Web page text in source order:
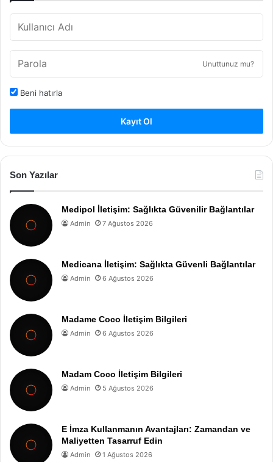
Unuttunuz mu?
Beni hatırla
Kayıt Ol
Son Yazılar
Medipol İletişim: Sağlıkta Güvenilir Bağlantılar
Admin 7 Ağustos 2026
Medicana İletişim: Sağlıkta Güvenli Bağlantılar
Admin 6 Ağustos 2026
Madame Coco İletişim Bilgileri
Admin 6 Ağustos 2026
Madam Coco İletişim Bilgileri
Admin 5 Ağustos 2026
E İmza Kullanmanın Avantajları: Zamandan ve
Maliyetten Tasarruf Edin
Admin 1 Ağustos 2026